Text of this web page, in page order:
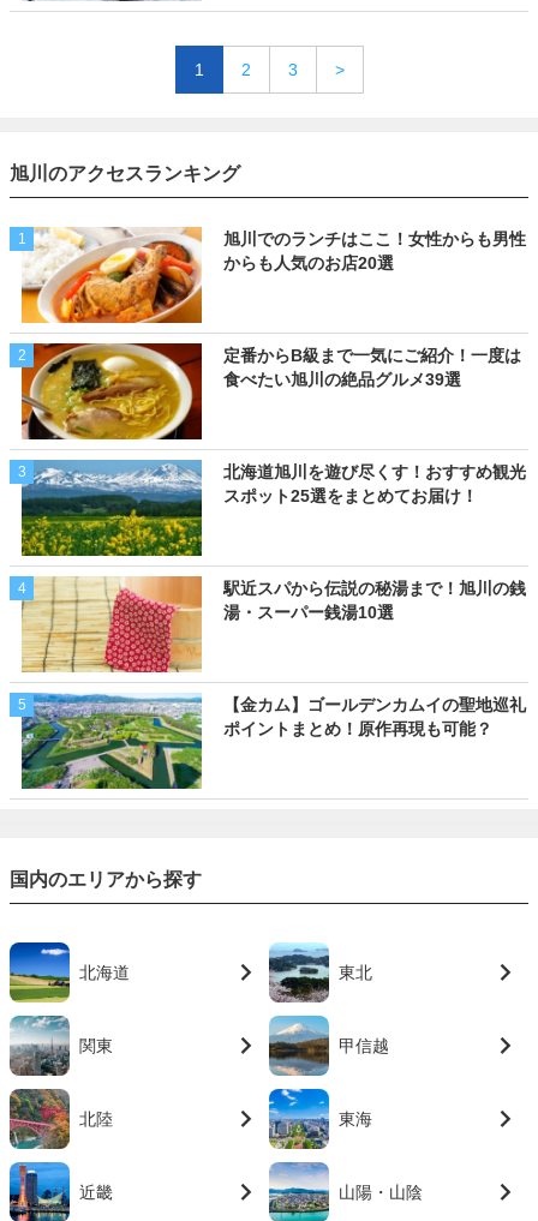
1 2 3 >
旭川のアクセスランキング
1
旭川でのランチはここ！女性からも男性
からも人気のお店20選
2
定番からB級まで一気にご紹介！一度は
食べたい旭川の絶品グルメ39選
3
北海道旭川を遊び尽くす！おすすめ観光
スポット25選をまとめてお届け！
4
駅近スパから伝説の秘湯まで！旭川の銭
湯・スーパー銭湯10選
5
【金カム】ゴールデンカムイの聖地巡礼
ポイントまとめ！原作再現も可能？
国内のエリアから探す
北海道 東北
関東 甲信越
北陸 東海
近畿 山陽・山陰